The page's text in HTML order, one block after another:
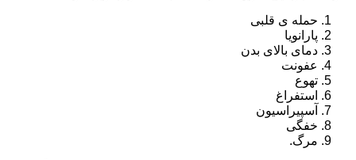
حمله ی قلبی
پارانویا
دمای بالای بدن
عفونت
تهوع
استفراغ
آسپیراسیون
خفگی
مرگ.